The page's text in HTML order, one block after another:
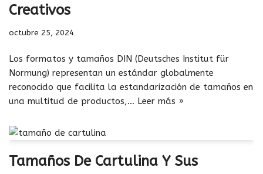
Creativos
octubre 25, 2024
Los formatos y tamaños DIN (Deutsches Institut für
Normung) representan un estándar globalmente
reconocido que facilita la estandarización de tamaños en
una multitud de productos,… Leer más »
Tamaños De Cartulina Y Sus